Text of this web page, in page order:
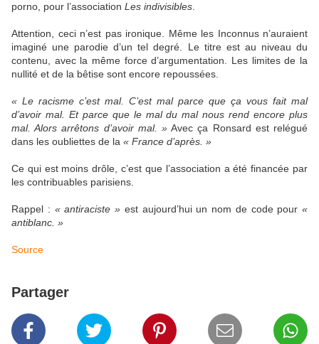
porno, pour l’association Les indivisibles
Attention, ceci n’est pas ironique. Même les Inconnus n’auraient
imaginé une parodie d’un tel degré. Le titre est au niveau du
contenu, avec la même force d’argumentation. Les limites de la
nullité et de la bêtise sont encore repoussées.
« Le racisme c’est mal. C’est mal parce que ça vous fait mal
d’avoir mal. Et parce que le mal du mal nous rend encore plus
mal. Alors arrêtons d’avoir mal. » Avec ça Ronsard est relégué
dans les oubliettes de la « France d’après. »
Ce qui est moins drôle, c’est que l’association a été financée par
les contribuables parisiens.
Rappel : « antiraciste » est aujourd’hui un nom de code pour «
antiblanc. »
Source
Partager